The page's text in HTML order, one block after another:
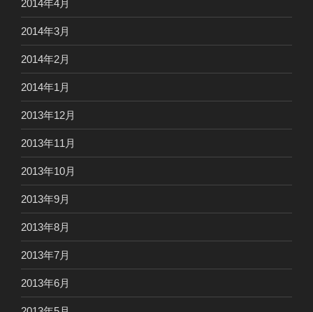
2014年4月
2014年3月
2014年2月
2014年1月
2013年12月
2013年11月
2013年10月
2013年9月
2013年8月
2013年7月
2013年6月